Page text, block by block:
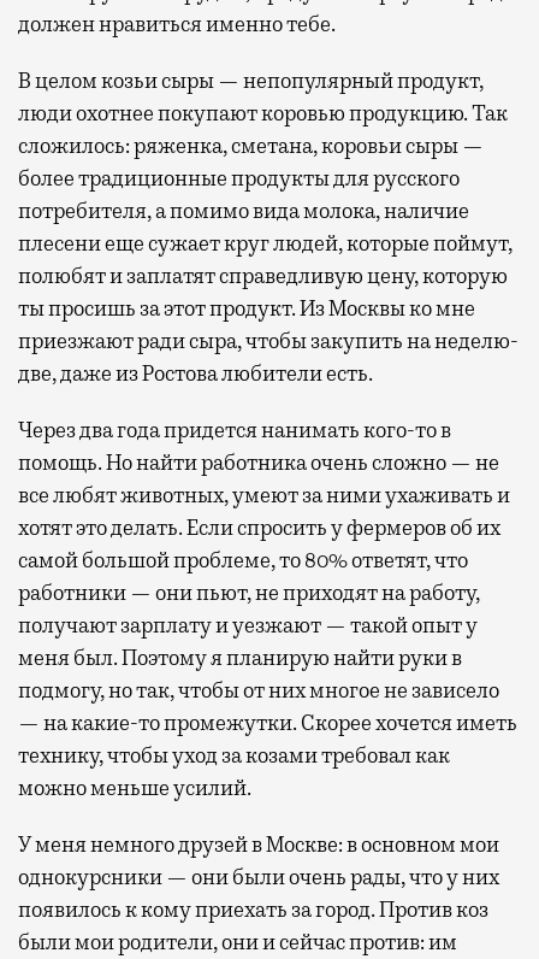
должен нравиться именно тебе.
В целом козьи сыры — непопулярный продукт,
люди охотнее покупают коровью продукцию. Так
сложилось: ряженка, сметана, коровьи сыры —
более традиционные продукты для русского
потребителя, а помимо вида молока, наличие
плесени еще сужает круг людей, которые поймут,
полюбят и заплатят справедливую цену, которую
ты просишь за этот продукт. Из Москвы ко мне
приезжают ради сыра, чтобы закупить на неделю-
две, даже из Ростова любители есть.
Через два года придется нанимать кого-то в
помощь. Но найти работника очень сложно — не
все любят животных, умеют за ними ухаживать и
хотят это делать. Если спросить у фермеров об их
самой большой проблеме, то 80% ответят, что
работники — они пьют, не приходят на работу,
получают зарплату и уезжают — такой опыт у
меня был. Поэтому я планирую найти руки в
подмогу, но так, чтобы от них многое не зависело
— на какие-то промежутки. Скорее хочется иметь
технику, чтобы уход за козами требовал как
можно меньше усилий.
У меня немного друзей в Москве: в основном мои
однокурсники — они были очень рады, что у них
появилось к кому приехать за город. Против коз
были мои родители, они и сейчас против: им